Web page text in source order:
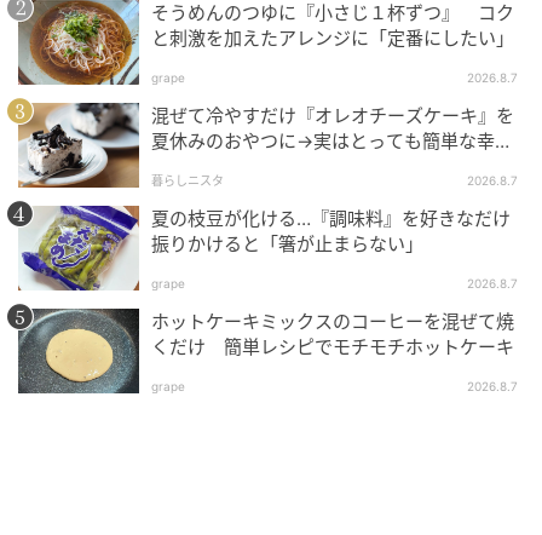
そうめんのつゆに『小さじ１杯ずつ』 コク
と刺激を加えたアレンジに「定番にしたい」
grape 2026.8.7
混ぜて冷やすだけ『オレオチーズケーキ』を
夏休みのおやつに→実はとっても簡単な幸せ
暮らしニスタ 2026.8.7
夏の枝豆が化ける…『調味料』を好きなだけ
振りかけると「箸が止まらない」
grape 2026.8.7
ホットケーキミックスのコーヒーを混ぜて焼
くだけ 簡単レシピでモチモチホットケーキ
grape 2026.8.7